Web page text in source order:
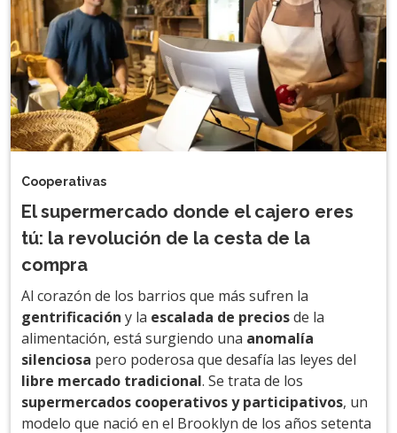
Cooperativas
El supermercado donde el cajero eres
tú: la revolución de la cesta de la
compra
Al corazón de los barrios que más sufren la
gentrificación y la escalada de preciosde la
alimentación, está surgiendo una anomalía
silenciosa pero poderosa que desafía las leyes del
libre mercado tradicional. Se trata de los
supermercados cooperativos y participativos, un
modelo que nació en el Brooklyn de los años setenta